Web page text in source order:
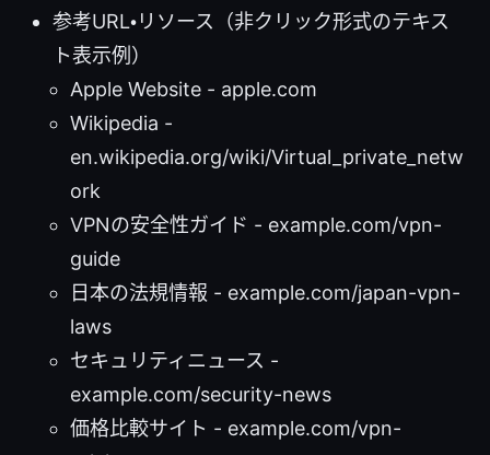
参考URL・リソース（非クリック形式のテキス
ト表示例）
Apple Website - apple.com
Wikipedia -
en.wikipedia.org/wiki/Virtual_private_netw
ork
VPNの安全性ガイド - example.com/vpn-
guide
日本の法規情報 - example.com/japan-vpn-
laws
セキュリティニュース -
example.com/security-news
価格比較サイト - example.com/vpn-